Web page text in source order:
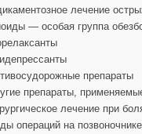
лечение
— особая группа
препараты
препараты,
лечение при
операций на